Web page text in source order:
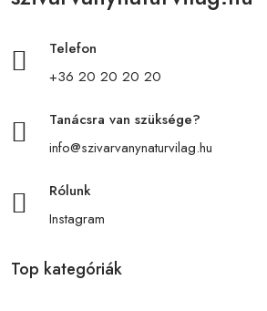
Telefon
+36 20 20 20 20
Tanácsra van szüksége?
info@szivarvanynaturvilag.hu
Rólunk
Instagram
Top kategóriák